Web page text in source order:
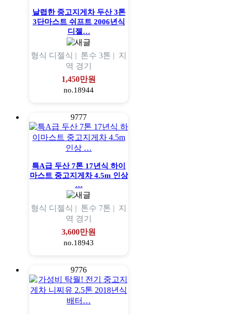
날렵한 중고지게차 두산 3톤
3단마스트 쉬프트 2006년식
디젤…
형식 디젤식 | 톤수 3톤 | 지
역 경기
1,450만원
no.18944
9777
특A급 두산 7톤 17년식 하이
마스트 중고지게차 4.5m 인상
…
형식 디젤식 | 톤수 7톤 | 지
역 경기
3,600만원
no.18943
9776